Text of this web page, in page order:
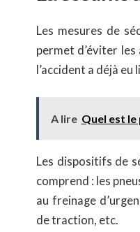
Les mesures de
permet d’éviter
l’accident a déjà eu
A lire Quel est le
Les dispositifs de
comprend : les
au freinage
de traction, etc.